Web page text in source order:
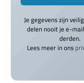
Je gegevens zijn
delen nooit je e-
derden.
Lees meer in ons